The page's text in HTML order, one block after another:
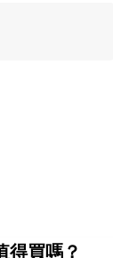
得買嗎？